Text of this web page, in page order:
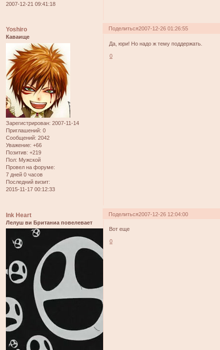
2007-12-21 09:41:18
Поделиться2007-12-26 01:26:55
Yoshiro
Каваище
Зарегистрирован: 2007-11-14
Приглашений: 0
Сообщений: 2042
Уважение: +66
Позитив: +219
Пол: Мужской
Провел на форуме:
7 дней 0 часов
Последний визит:
2015-11-17 00:12:33
Да, юри! Но надо ж тему поддержать.
0
Поделиться2007-12-26 12:04:00
Ink Heart
Лелуш ви Британиа повелевает
Вот еще
0